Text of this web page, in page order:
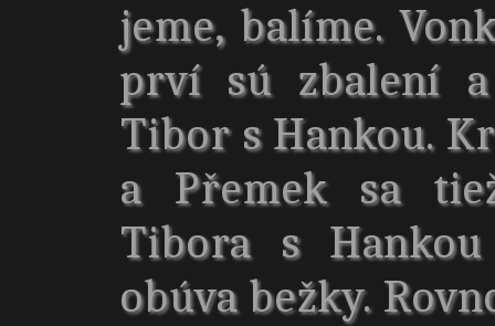
jeme, balíme.
prví sú zbalení
Tibor s Hankou.
a Přemek sa
Tibora s
obúva bežky.